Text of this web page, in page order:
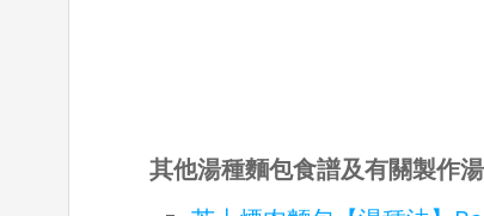
其他湯種麵包食譜及有關製作